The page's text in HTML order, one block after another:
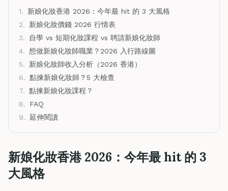
1.
新娘化妝香港 2026：今年最 hit 的 3 大風格
2.
新娘化妝價錢 2026 行情表
3.
自學 vs 短期化妝課程 vs 聘請新娘化妝師
4. 想做新娘化妝師職業？2026 入行路線圖
5.
新娘化妝師收入分析（2026 香港）
6. 點揀新娘化妝師？5 大檢查
7. 點揀新娘化妝課程？
8.
FAQ
9. 延伸閱讀
新娘化妝香港 2026：今年最 hit 的 3
大風格